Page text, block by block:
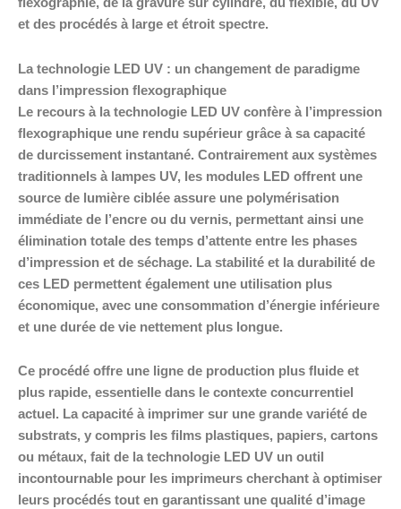
et des procédés à large et étroit spectre.
La technologie LED UV : un changement de paradigme
dans l’impression flexographique
Le recours à la technologie LED UV confère à l’impression
flexographique une rendu supérieur grâce à sa capacité
de durcissement instantané. Contrairement aux systèmes
traditionnels à lampes UV, les modules LED offrent une
source de lumière ciblée assure une polymérisation
immédiate de l’encre ou du vernis, permettant ainsi une
élimination totale des temps d’attente entre les phases
d’impression et de séchage. La stabilité et la durabilité de
ces LED permettent également une utilisation plus
économique, avec une consommation d’énergie inférieure
et une durée de vie nettement plus longue.
Ce procédé offre une ligne de production plus fluide et
plus rapide, essentielle dans le contexte concurrentiel
actuel. La capacité à imprimer sur une grande variété de
substrats, y compris les films plastiques, papiers, cartons
ou métaux, fait de la technologie LED UV un outil
incontournable pour les imprimeurs cherchant à optimiser
leurs procédés tout en garantissant une qualité d’image